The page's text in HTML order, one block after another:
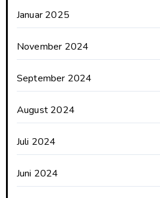
Januar 2025
November 2024
September 2024
August 2024
Juli 2024
Juni 2024